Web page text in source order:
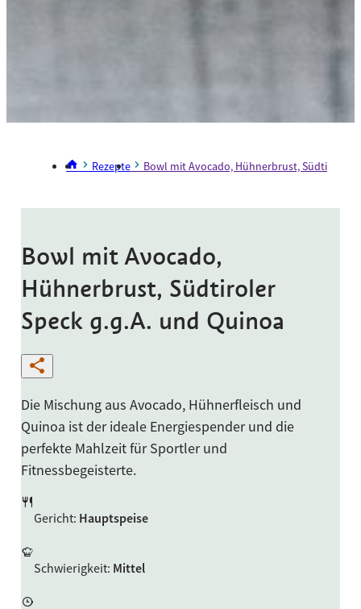
Rezepte Bowl mit Avocado, Hühnerbrust, Südtiroler
Bowl mit Avocado,
Hühnerbrust, Südtiroler
Speck g.g.A. und Quinoa
Die Mischung aus Avocado, Hühnerfleisch und
Quinoa ist der ideale Energiespender und die
perfekte Mahlzeit für Sportler und
Fitnessbegeisterte.
Gericht: Hauptspeise
Schwierigkeit: Mittel